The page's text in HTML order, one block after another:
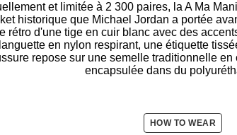
et limitée à 2 300 paires, la A Ma
historique que Michael Jordan a portée
rétro d'une tige en cuir blanc avec des
en nylon respirant, une étiquette
repose sur une semelle traditionnelle
encapsulée dans du
HOW TO WEAR